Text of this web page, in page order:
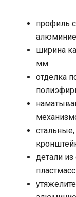
Підйом
приводяться в
з'єднаний з
положення
швидкого зняття
Купити римські
«VOGUE
карнизи онлайн
профиль
ширина
мм
отделка
детали